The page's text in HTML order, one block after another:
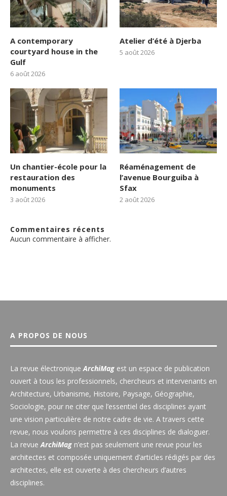
A contemporary
courtyard house in the
Gulf
6 août 2026
Atelier d’été à Djerba
5 août 2026
Un chantier-école pour la
restauration des
monuments
3 août 2026
Réaménagement de
l’avenue Bourguiba à
Sfax
2 août 2026
Commentaires récents
Aucun commentaire à afficher.
A PROPOS DE NOUS
La revue électroniqueArchiMag est un espace de publication
ouvert à tous les professionnels, chercheurs et intervenants en
Architecture, Urbanisme, Histoire, Paysage, Géographie,
Sociologie, pour ne citer que l’essentiel des disciplines ayant
une vision particulière de notre cadre de vie. A travers cette
revue, nous voulons permettre à ces disciplines de dialoguer.
La revueArchiMag n’est pas seulement une revue pour les
architectes et composée uniquement d’articles rédigés par des
architectes, elle est ouverte à des chercheurs d’autres
disciplines.